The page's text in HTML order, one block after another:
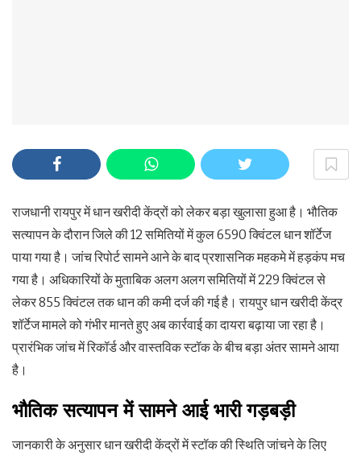
राजधानी रायपुर में धान खरीदी केंद्रों को लेकर बड़ा खुलासा हुआ है। भौतिक
सत्यापन के दौरान जिले की 12 समितियों में कुल 6590 क्विंटल धान शॉर्टेज
पाया गया है। जांच रिपोर्ट सामने आने के बाद प्रशासनिक महकमे में हड़कंप मच
गया है। अधिकारियों के मुताबिक अलग अलग समितियों में 229 क्विंटल से
लेकर 855 क्विंटल तक धान की कमी दर्ज की गई है। रायपुर धान खरीदी केंद्र
शॉर्टेज मामले को गंभीर मानते हुए अब कार्रवाई का दायरा बढ़ाया जा रहा है।
प्रारंभिक जांच में रिकॉर्ड और वास्तविक स्टॉक के बीच बड़ा अंतर सामने आया
है।
भौतिक सत्यापन में सामने आई भारी गड़बड़ी
जानकारी के अनुसार धान खरीदी केंद्रों में स्टॉक की स्थिति जांचने के लिए